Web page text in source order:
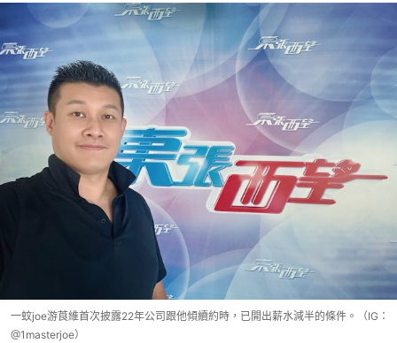
一蚊joe游莨維首次披露22年公司跟他傾續約時，已開出薪水減半的條件。（IG：
@1masterjoe）